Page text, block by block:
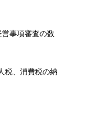
事項審査の数
税、消費税の納